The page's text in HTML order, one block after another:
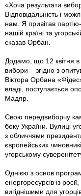
«Хоча результати
Відповідальність і
нам. Я привітав
нашій країні та
сказав Орбан.
Додамо, що 12 квітня в
вибори – згідно з
Віктора Орбана
владі, поступається
Мадяр.
Свою передвиборчу
боку України. Вулиці
з обличчями
європейських
угорському
Однією з основ
енергоресурсів із
вигіднішими для